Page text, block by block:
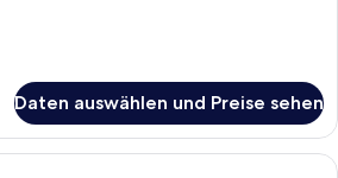
Daten auswählen und Preise sehen